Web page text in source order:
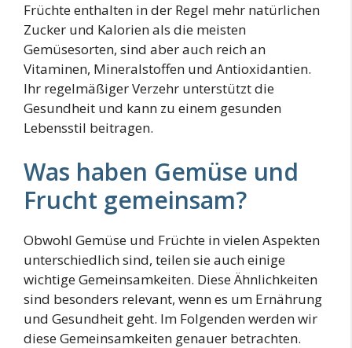
Früchte enthalten in der Regel mehr natürlichen
Zucker und Kalorien als die meisten
Gemüsesorten, sind aber auch reich an
Vitaminen, Mineralstoffen und Antioxidantien.
Ihr regelmäßiger Verzehr unterstützt die
Gesundheit und kann zu einem gesunden
Lebensstil beitragen.
Was haben Gemüse und
Frucht gemeinsam?
Obwohl Gemüse und Früchte in vielen Aspekten
unterschiedlich sind, teilen sie auch einige
wichtige Gemeinsamkeiten. Diese Ähnlichkeiten
sind besonders relevant, wenn es um Ernährung
und Gesundheit geht. Im Folgenden werden wir
diese Gemeinsamkeiten genauer betrachten.